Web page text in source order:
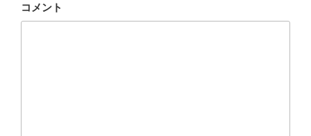
コメント